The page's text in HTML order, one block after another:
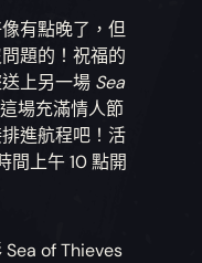
有點晚了，但
題的！祝福的
上另一場 Sea
場充滿情人節
進航程吧！活
間上午 10 點開
of Thieves